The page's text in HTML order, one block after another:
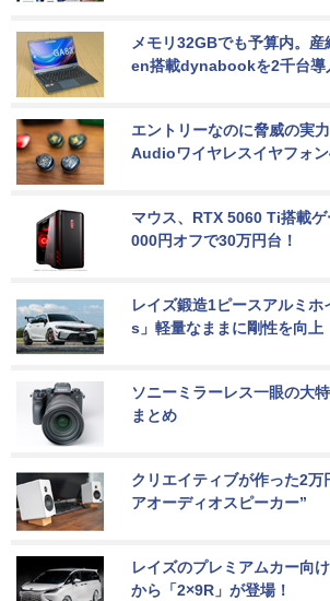
メモリ32GBでも予算内。
en搭載dynabookを2千台導
エントリーなのに脅威の実
Audioワイヤレスイヤフォン
マウス、RTX 5060 Ti搭載
000円オフで30万円台！
レイズ鍛造1ピースアルミ
s」軽量なままに剛性を向上
ソニーミラーレス一眼の大
まとめ
クリエイティブが作った2万
アオーディオスピーカー”
レイズのプレミアムカー向
から「2×9R」が登場！